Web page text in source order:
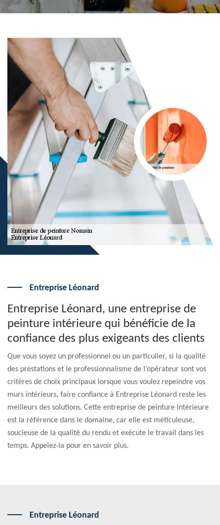
Entreprise Léonard
Entreprise Léonard, une entreprise de
peinture intérieure qui bénéficie de la
confiance des plus exigeants des clients
Que vous soyez un professionnel ou un particulier, si la qualité
des prestations et le professionnalisme de l’opérateur sont vos
critères de choix principaux lorsque vous voulez repeindre vos
murs intérieurs, faire confiance à Entreprise Léonard reste les
meilleurs des solutions. Cette entreprise de peinture intérieure
est la référence dans le domaine, car elle est méticuleuse,
soucieuse de la qualité du rendu et exécute le travail dans les
temps. Appelez-la pour en savoir plus.
Entreprise Léonard